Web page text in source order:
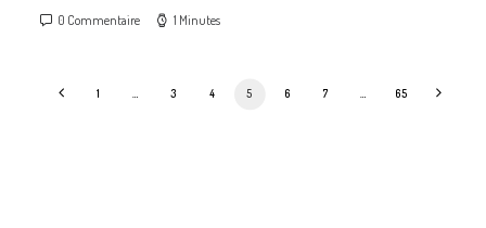
0 Commentaire 1 Minutes
1 3 4 5 6 7 65